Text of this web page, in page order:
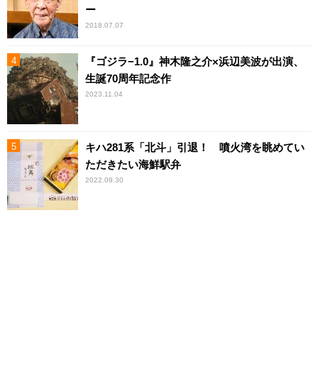
ー
2018.07.07
『ゴジラ−1.0』神木隆之介×浜辺美波が出演、
生誕70周年記念作
2023.11.04
キハ281系「北斗」引退！ 噴火湾を眺めてい
ただきたい海鮮駅弁
2022.09.30